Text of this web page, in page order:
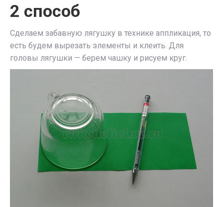
2 способ
Сделаем забавную лягушку в технике аппликация, то
есть будем вырезать элементы и клеить. Для
головы лягушки — берем чашку и рисуем круг.